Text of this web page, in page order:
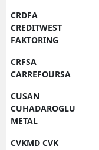
CRDFA
CREDITWEST
FAKTORING
CRFSA
CARREFOURSA
CUSAN
CUHADAROGLU
METAL
CVKMD CVK